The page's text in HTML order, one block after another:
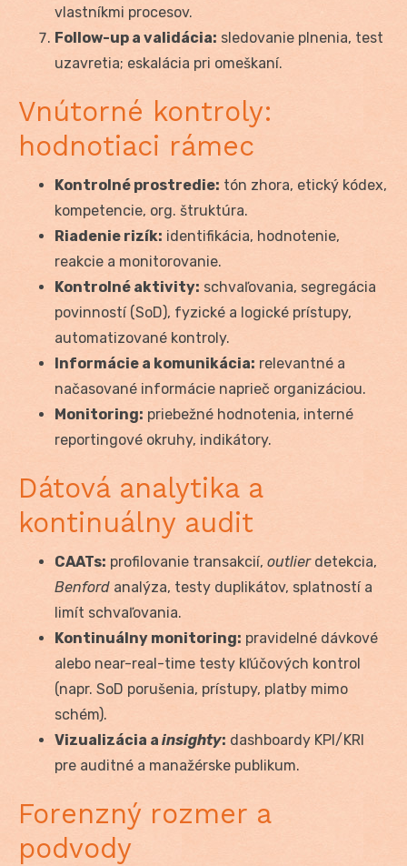
vlastníkmi procesov.
Follow-up a validácia: sledovanie plnenia, test
uzavretia; eskalácia pri omeškaní.
Vnútorné kontroly:
hodnotiaci rámec
Kontrolné prostredie: tón zhora, etický kódex,
kompetencie, org. štruktúra.
Riadenie rizík: identifikácia, hodnotenie,
reakcie a monitorovanie.
Kontrolné aktivity: schvaľovania, segregácia
povinností (SoD), fyzické a logické prístupy,
automatizované kontroly.
Informácie a komunikácia: relevantné a
načasované informácie naprieč organizáciou.
Monitoring: priebežné hodnotenia, interné
reportingové okruhy, indikátory.
Dátová analytika a
kontinuálny audit
CAATs: profilovanie transakcií, outlierdetekcia,
Benford analýza, testy duplikátov, splatností a
limít schvaľovania.
Kontinuálny monitoring: pravidelné dávkové
alebo near-real-time testy kľúčových kontrol
(napr. SoD porušenia, prístupy, platby mimo
schém).
Vizualizácia a insighty: dashboardy KPI/KRI
pre auditné a manažérske publikum.
Forenzný rozmer a
podvody